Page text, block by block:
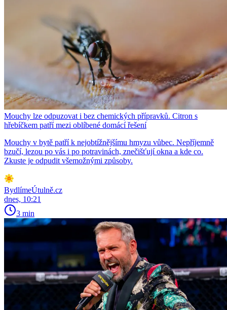
Mouchy lze odpuzovat i bez chemických přípravků. Citron s
hřebíčkem patří mezi oblíbené domácí řešení
Mouchy v bytě patří k nejobtížnějšímu hmyzu vůbec. Nepříjemně
bzučí, lezou po vás i po potravinách, znečišťují okna a kde co.
Zkuste je odpudit všemožnými způsoby.
BydlímeÚtulně.cz
dnes, 10:21
3 min